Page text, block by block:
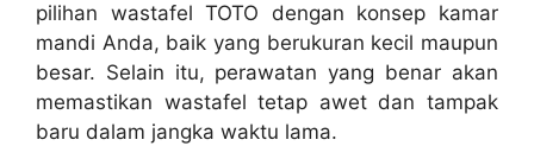
pilihan wastafel TOTO dengan konsep kamar
mandi Anda, baik yang berukuran kecil maupun
besar. Selain itu, perawatan yang benar akan
memastikan wastafel tetap awet dan tampak
baru dalam jangka waktu lama.